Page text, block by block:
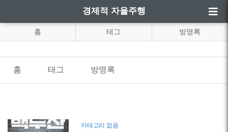
경제적 자율주행
홈 태그 방명록
홈 태그 방명록
카테고리 없음